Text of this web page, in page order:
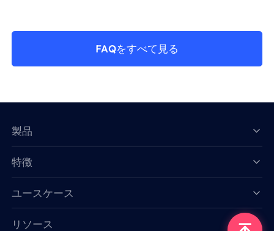
FAQをすべて見る
製品
特徴
ユースケース
リソース